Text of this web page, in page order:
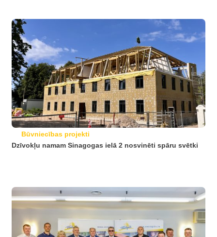
Būvniecības projekti
Dzīvokļu namam Sinagogas ielā 2 nosvinēti spāru svētki